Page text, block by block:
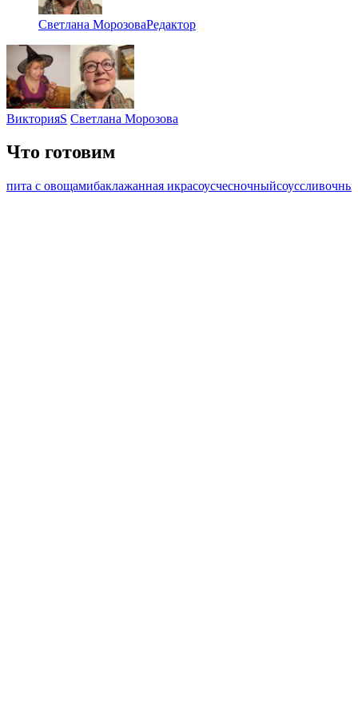
Светлана МорозоваРедактор
ВикторияS Светлана Морозова
Что готовим
пита с овощамибаклажанная икрасоусчесночныйсоус